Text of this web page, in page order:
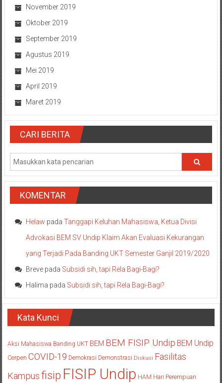
November 2019
Oktober 2019
September 2019
Agustus 2019
Mei 2019
April 2019
Maret 2019
CARI BERITA
KOMENTAR
Helaw pada Tanggapi Keluhan Mahasiswa, Ketua Divisi
Advokasi BEM SV Undip Klaim Akan Evaluasi Kekurangan
yang Terjadi Pada Banding UKT Semester Ganjil 2019/2020
Brevepada Subsidi sih, tapi Rela Bagi-Bagi?
Halima pada Subsidi sih, tapi Rela Bagi-Bagi?
Kata Kunci
Aksi Mahasiswa Banding UKT BEM BEM FISIP Undip BEM Undip
Cerpen COVID-19 Demokrasi Demonstrasi Diskusi Fasilitas
Kampus fisip FISIP Undip HAM Hari Perempuan